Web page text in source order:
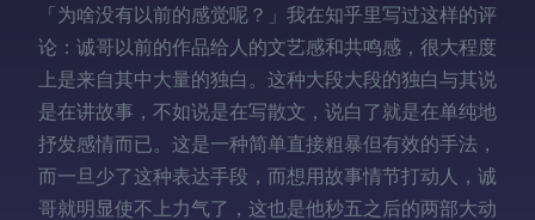
「为啥没有以前的感觉呢？」我在知乎里写过这样的评
论：诚哥以前的作品给人的文艺感和共鸣感，很大程度
上是来自其中大量的独白。这种大段大段的独白与其说
是在讲故事，不如说是在写散文，说白了就是在单纯地
抒发感情而已。这是一种简单直接粗暴但有效的手法，
而一旦少了这种表达手段，而想用故事情节打动人，诚
哥就明显使不上力气了，这也是他秒五之后的两部大动